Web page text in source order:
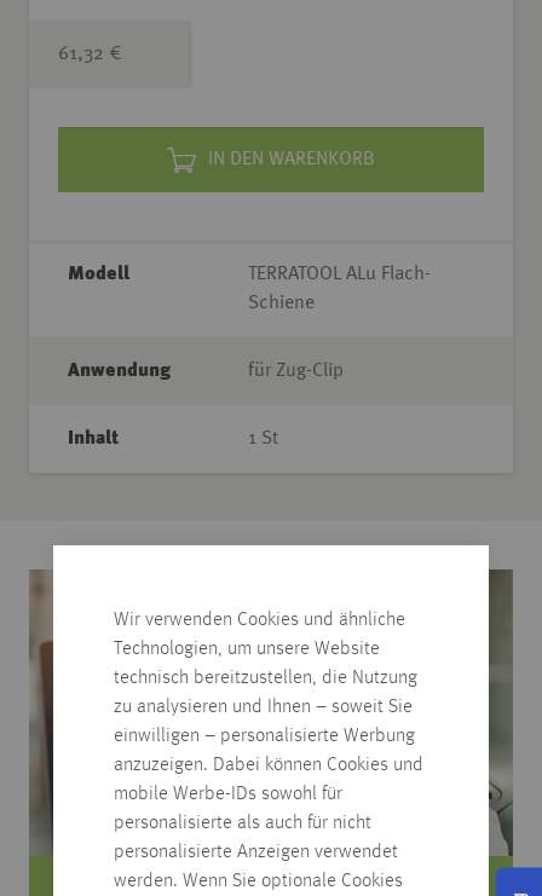
Wir verwenden Cookies und ähnliche
Technologien, um unsere Website
technisch bereitzustellen, die Nutzung
zu analysieren und Ihnen – soweit Sie
einwilligen – personalisierte Werbung
anzuzeigen. Dabei können Cookies und
mobile Werbe-IDs sowohl für
personalisierte als auch für nicht
personalisierte Anzeigen verwendet
werden. Wenn Sie optionale Cookies
61,32 €
IN DEN WARENKORB
Modell
TERRATOOL ALu Flach-
Schiene
Anwendung für Zug-Clip
Inhalt 1 St